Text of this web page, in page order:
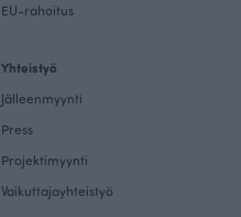
EU-rahoitus
Yhteistyö
Jälleenmyynti
Press
Projektimyynti
Vaikuttajayhteistyö